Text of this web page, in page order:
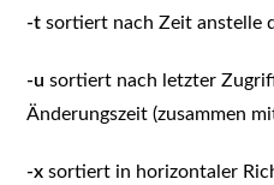
-tsortiert nach Zeit anstelle
-usortiert nach letzter
Änderungszeit (zusammen
-x sortiert in horizontaler